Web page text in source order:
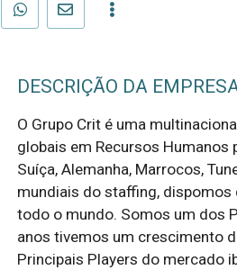
DESCRIÇÃO DA
O Grupo Crit é uma
globais em Recursos Humanos
Suíça, Alemanha, Marrocos,
mundiais do staffing,
todo o mundo. Somos um dos
anos tivemos um crescimento
Principais Players do mercado